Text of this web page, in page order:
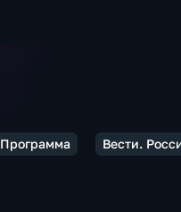
Программа Вести.